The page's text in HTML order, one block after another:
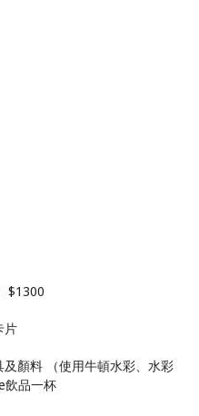
$1300
片
顏料 （使用牛頓水彩、水彩
飲品一杯